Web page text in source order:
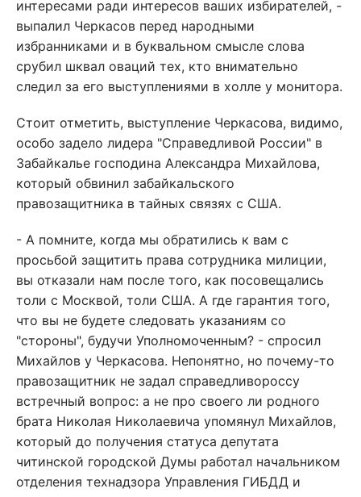
интересами ради интересов ваших избирателей, -
выпалил Черкасов перед народными
избранниками и в буквальном смысле слова
срубил шквал оваций тех, кто внимательно
следил за его выступлениями в холле у монитора.
Стоит отметить, выступление Черкасова, видимо,
особо задело лидера "Справедливой России" в
Забайкалье господина Александра Михайлова,
который обвинил забайкальского
правозащитника в тайных связях с США.
- А помните, когда мы обратились к вам с
просьбой защитить права сотрудника милиции,
вы отказали нам после того, как посовещались
толи с Москвой, толи США. А где гарантия того,
что вы не будете следовать указаниям со
"стороны", будучи Уполномоченным? - спросил
Михайлов у Черкасова. Непонятно, но почему-то
правозащитник не задал справедливороссу
встречный вопрос: а не про своего ли родного
брата Николая Николаевича упомянул Михайлов,
который до получения статуса депутата
читинской городской Думы работал начальником
отделения технадзора Управления ГИБДД и